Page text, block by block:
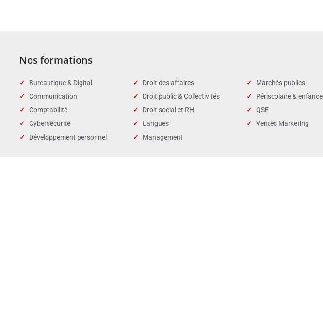
Nos formations
Bureautique & Digital
Communication
Comptabilité
Cybersécurité
Développement personnel
Droit des affaires
Droit public & Collectivités
Droit social et RH
Langues
Management
Marchés publics
Périscolaire & enfance
QSE
Ventes Marketing